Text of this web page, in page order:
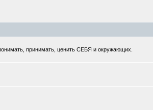
принимать, ценить СЕБЯ и окружающих.